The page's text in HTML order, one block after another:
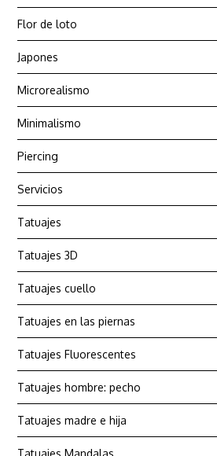
Flor de loto
Japones
Microrealismo
Minimalismo
Piercing
Servicios
Tatuajes
Tatuajes 3D
Tatuajes cuello
Tatuajes en las piernas
Tatuajes Fluorescentes
Tatuajes hombre: pecho
Tatuajes madre e hija
Tatuajes Mandalas